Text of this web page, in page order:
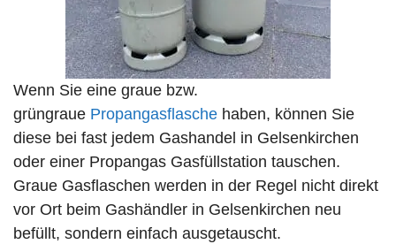
Wenn Sie eine graue bzw.
grüngraue Propangasflasche haben, können Sie
diese bei fast jedem Gashandel in Gelsenkirchen
oder einer Propangas Gasfüllstation tauschen.
Graue Gasflaschen werden in der Regel nicht direkt
vor Ort beim Gashändler in Gelsenkirchen neu
befüllt, sondern einfach ausgetauscht.